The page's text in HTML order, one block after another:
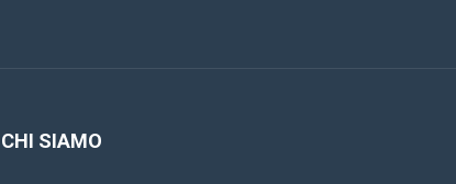
CHI SIAMO